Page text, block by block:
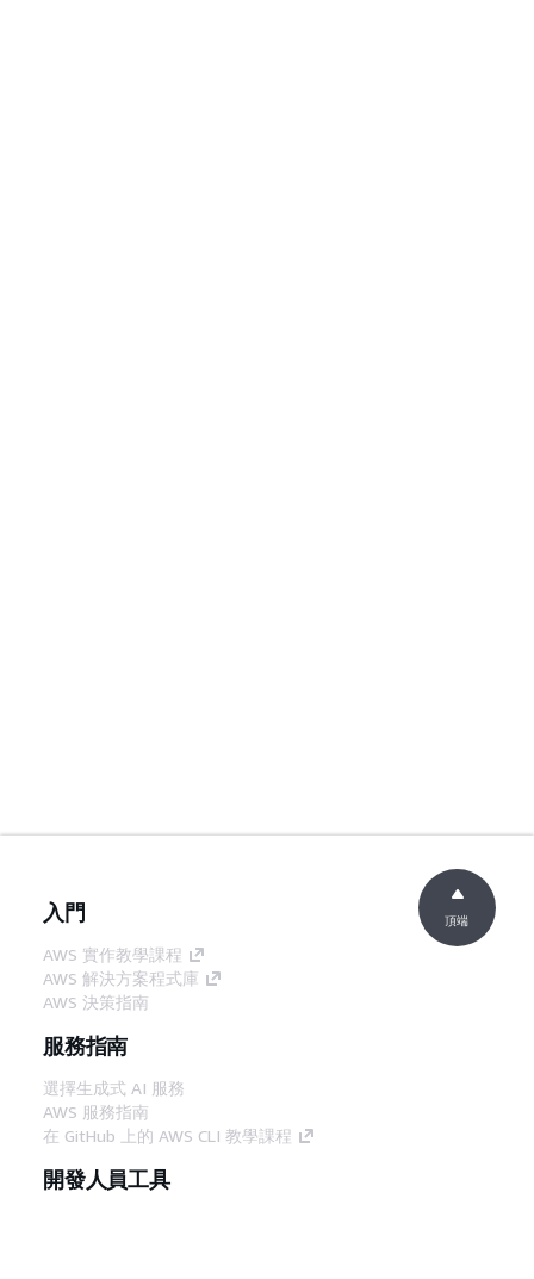
入門
AWS 實作教學課程
AWS 解決方案程式庫
AWS 決策指南
服務指南
選擇生成式 AI 服務
AWS 服務指南
在 GitHub 上的 AWS CLI 教學課程
開發人員工具
頂端